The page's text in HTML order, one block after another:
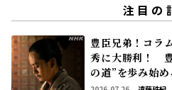
心と絆 〜西日本
2026.07.30
NHK財団
社会貢献事業
「豊臣兄弟！」